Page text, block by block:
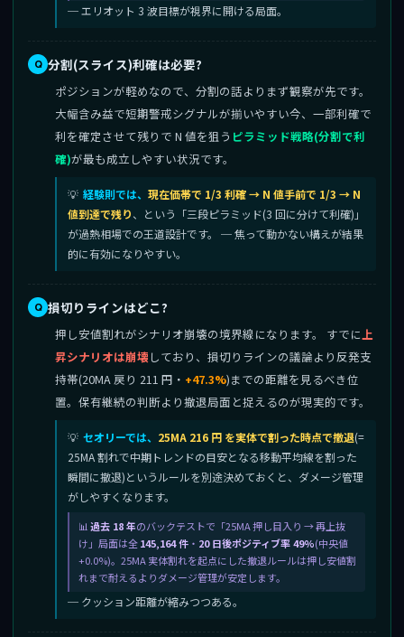
─ エリオット 3 波目標が視界に開ける局面。
分割(スライス)利確は必要?
ポジションが軽めなので、分割の話よりまず観察が先です。
大幅含み益で短期警戒シグナルが揃いやすい今、一部利確で
利を確定させて残りで N 値を狙う ピラミッド戦略(分割で利
確)が最も成立しやすい状況です。
経験則では、 現在価帯で 1/3 利確 → N 値手前で 1/3 → N
値到達で残り、という「三段ピラミッド(3 回に分けて利確)」
が過熱相場での王道設計です。 ─ 焦って動かない構えが結果
的に有効になりやすい。
損切りラインはどこ?
押し安値割れがシナリオ崩壊の境界線になります。 すでに上
昇シナリオは崩壊 しており、損切りラインの議論より反発支
持帯(20MA 戻り 211 円・ +47.3%)までの距離を見るべき位
置。保有継続の判断より撤退局面と捉えるのが現実的です。
セオリーでは、 25MA 216 円 を実体で割った時点で撤退(=
25MA 割れで中期トレンドの目安となる移動平均線を割った
瞬間に撤退)というルールを別途決めておくと、ダメージ管理
がしやすくなります。
過去 18 年のバックテストで「25MA 押し目入り → 再上抜
け」局面は全145,164 件 ・ 20 日後ポジティブ率 49%(中央値
+0.0%)。25MA 実体割れを起点にした撤退ルールは押し安値割
れまで耐えるよりダメージ管理が安定します。
─ クッション距離が縮みつつある。